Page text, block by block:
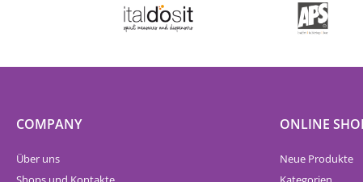
COMPANY
Über uns
ONLINE
Neue Produkte